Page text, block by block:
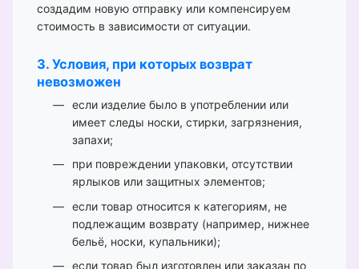
создадим новую отправку или компенсируем
стоимость в зависимости от ситуации.
3. Условия, при которых возврат
невозможен
если изделие было в употреблении или
имеет следы носки, стирки, загрязнения,
запахи;
при повреждении упаковки, отсутствии
ярлыков или защитных элементов;
если товар относится к категориям, не
подлежащим возврату (например, нижнее
бельё, носки, купальники);
если товар был изготовлен или заказан по